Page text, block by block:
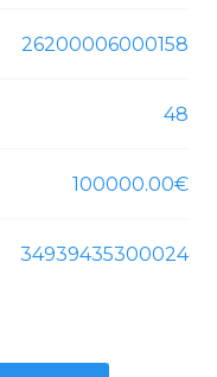
26200006000158
48
100000.00€
34939435300024